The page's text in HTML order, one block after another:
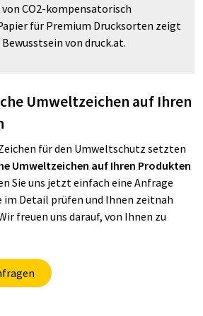
von CO2-kompensatorisch
für Premium Drucksorten zeigt
von druck.at.
Umweltzeichen auf Ihren
für den Umweltschutz setzten
Umweltzeichen auf Ihren Produkten
Sie uns jetzt einfach eine Anfrage
im Detail prüfen und Ihnen zeitnah
freuen uns darauf, von Ihnen zu